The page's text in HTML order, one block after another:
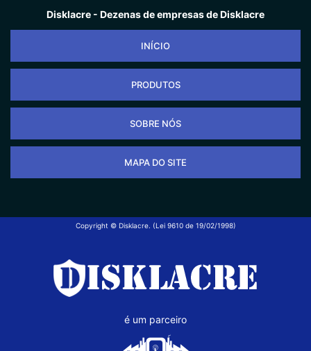
Disklacre - Dezenas de empresas de Disklacre
INÍCIO
PRODUTOS
SOBRE NÓS
MAPA DO SITE
Copyright © Disklacre. (Lei 9610 de 19/02/1998)
é um parceiro